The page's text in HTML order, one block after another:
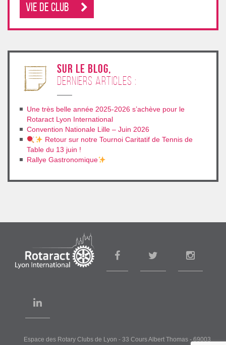
Vie de club
sur le blog,
derniers articles :
Une très belle année 2025-2026 s’achève pour le
Rotaract Lyon International
Convention Nationale Lille – Juin 2026
Retour sur notre Tournoi Caritatif de Tennis de
Table du 13 juin !
Rallye Gastronomique
Espace des Rotary Clubs de Lyon - 33 Cours Albert Thomas - 69003